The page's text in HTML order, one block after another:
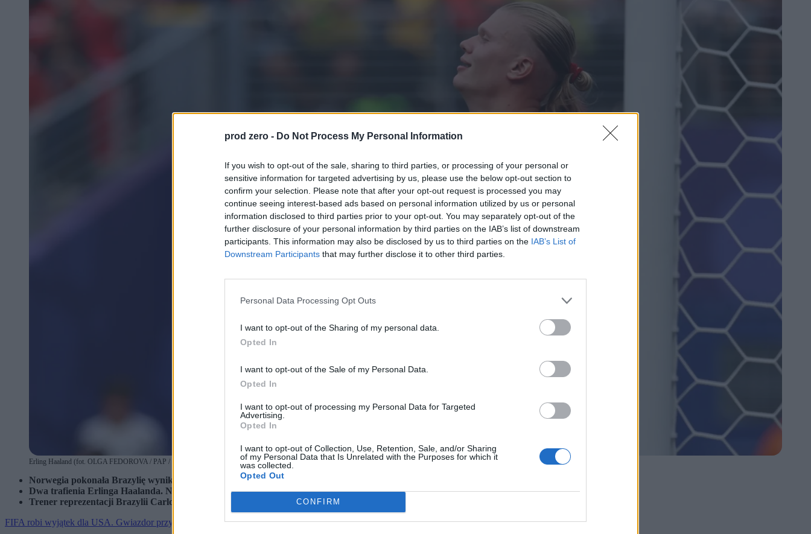
prod zero - Do Not Process My Personal Information
If you wish to opt-out of the sale, sharing to third parties, or processing of your personal or
sensitive information for targeted advertising by us, please use the below opt-out section to
confirm your selection. Please note that after your opt-out request is processed you may
continue seeing interest-based ads based on personal information utilized by us or personal
information disclosed to third parties prior to your opt-out. You may separately opt-out of the
further disclosure of your personal information by third parties on the IAB’s list of downstream
participants. This information may also be disclosed by us to third parties on the IAB’s List of
Downstream Participants that may further disclose it to other third parties.
Personal Data Processing Opt Outs
I want to opt-out of the Sharing of my personal data.
Opted In
I want to opt-out of the Sale of my Personal Data.
Opted In
I want to opt-out of processing my Personal Data for Targeted
Advertising.
Opted In
I want to opt-out of Collection, Use, Retention, Sale, and/or Sharing
of my Personal Data that Is Unrelated with the Purposes for which it
was collected.
Opted Out
CONFIRM
Erling Haaland (fot. OLGA FEDOROVA / PAP / EPA)
Norwegia pokonała Brazylię wynikiem dwa do jednego. Trener Stale Solbakken przyznał, że mecz był prawdziwym dreszczowcem.
Dwa trafienia Erlinga Haalanda. Norweski napastnik nazwał swoje wysokie umiejętności strzeleckie „darem od Boga”.
Trener reprezentacji Brazylii Carlo Ancelotti uważa, że przegrana to dopiero początek nowej przygody.
FIFA robi wyjątek dla USA. Gwiazdor przywrócony do gry, Trump dziękuje